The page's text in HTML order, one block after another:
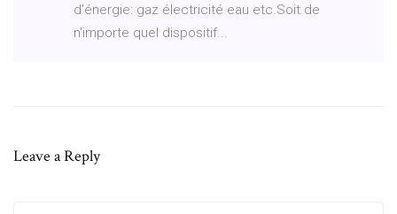
d’énergie: gaz électricité eau etc.Soit de
n'importe quel dispositif...
Leave a Reply